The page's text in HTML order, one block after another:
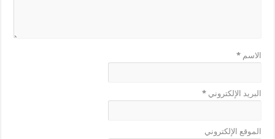
الاسم*
البريد الإلكتروني*
الموقع الإلكتروني